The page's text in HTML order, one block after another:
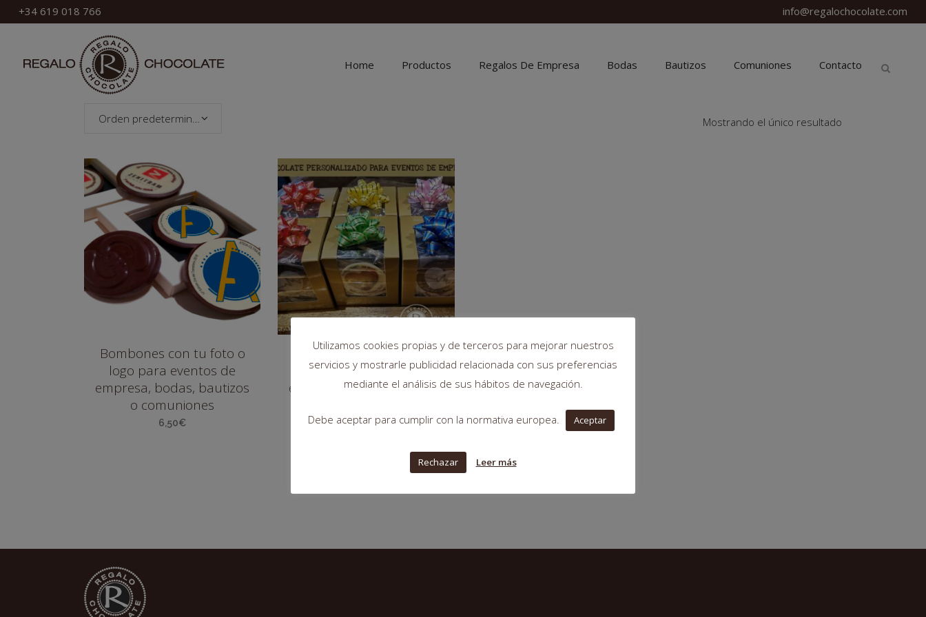
+34 619 018 766 info@regalochocolate.com
Home Productos Regalos De Empresa Bodas Bautizos Comuniones Contacto
Mostrando el único resultado
Orden predeterminado
Bombones con tu foto o
logo para eventos de
empresa, bodas, bautizos
o comuniones
6,50€
Bombones con tu foto o
logo para eventos de
empresa, bodas, bautizos
18,30 €
Utilizamos cookies propias y de terceros para mejorar nuestros
servicios y mostrarle publicidad relacionada con sus preferencias
mediante el análisis de sus hábitos de navegación.
Debe aceptar para cumplir con la normativa europea. Aceptar
Rechazar Leer más